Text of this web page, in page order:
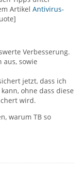
Artikel Antivirus-
Verbesserung.
aus, sowie
jetzt, dass ich
ohne dass diese
wird.
warum TB so